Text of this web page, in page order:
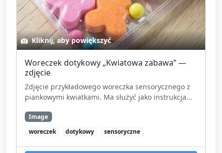
Kliknij, aby powiększyć
Woreczek dotykowy „Kwiatowa zabawa” —
zdjęcie
Zdjęcie przykładowego woreczka sensorycznego z
piankowymi kwiatkami. Ma służyć jako instrukcja...
Image
woreczek
dotykowy sensoryczne